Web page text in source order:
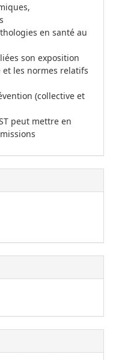
en santé au
son exposition
les normes relatifs
(collective et
peut mettre en